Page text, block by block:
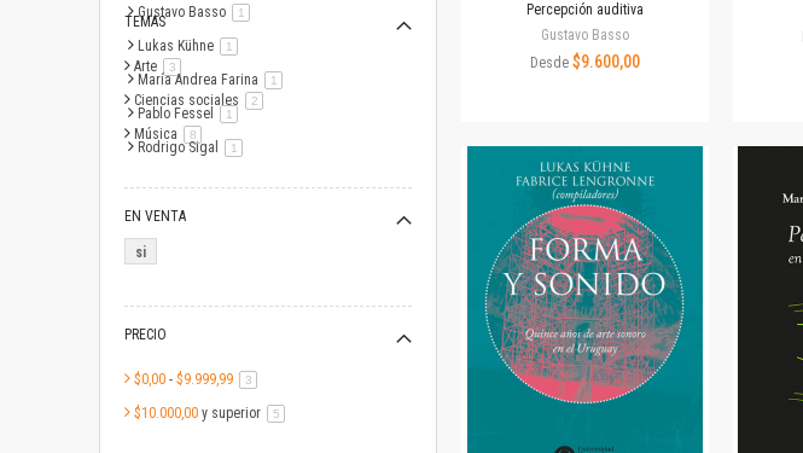
Intersecciones
Serie Contemporánea
Unidad de Publicaciones del Departamento de Ciencia y Tecnología
Colecciones
Universidad Virtual de Quilmes
Colecciones
Ideas de Educación Virtual
Unidad de Publicaciones del Departamento de Economía y Administración
Colecciones
Economía y Gestión
Percepción auditiva
Gustavo Basso
Desde $9.600,00
Gustavo Basso 1
Lukas Kühne 1
María Andrea Farina 1
Pablo Fessel 1 artículo
Rodrigo Sigal 1
TEMAS
Arte 3artículo
Ciencias sociales 2artículo
Música 8artículo
EN VENTA
si
PRECIO
$0,00 - $9.999,99 3artículo
$10.000,00 y superior 5artículo